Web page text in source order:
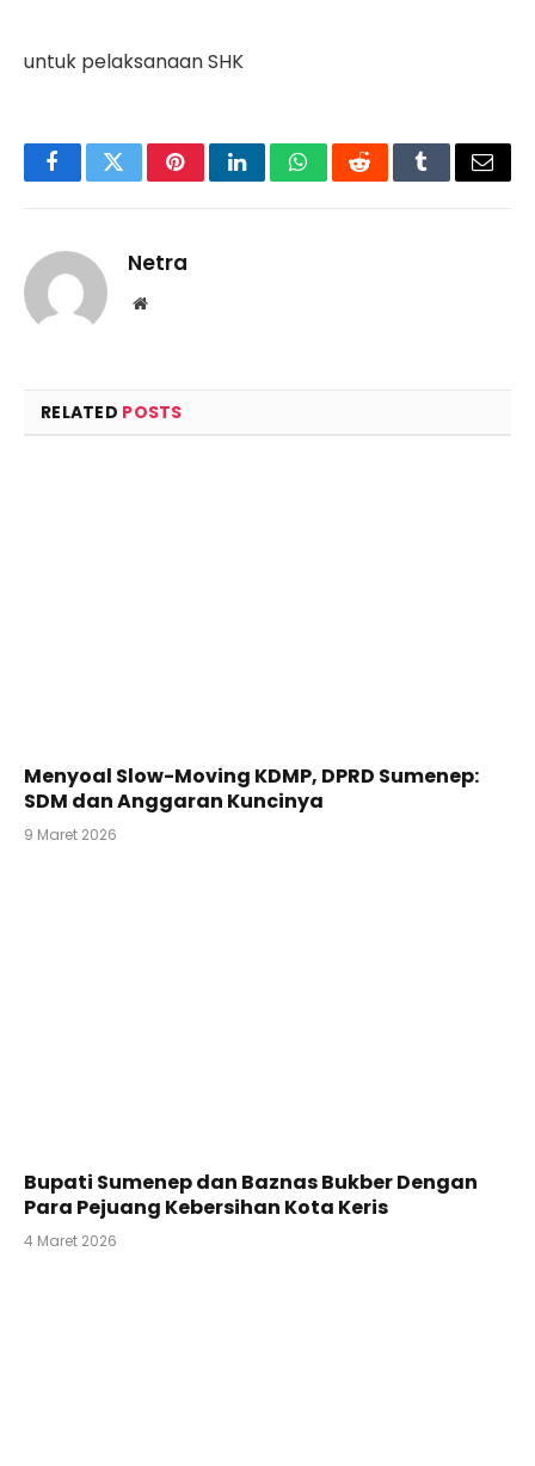
untuk pelaksanaan SHK
FacebookTwitterPinterestLinkedInWhatsAppRedditTumblrEmail
Netra
Website
RELATED POSTS
Menyoal Slow-Moving KDMP, DPRD Sumenep:
SDM dan Anggaran Kuncinya
9 Maret 2026
Bupati Sumenep dan Baznas Bukber Dengan
Para Pejuang Kebersihan Kota Keris
4 Maret 2026